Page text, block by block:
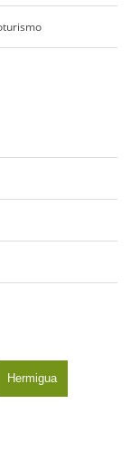
Hermigua